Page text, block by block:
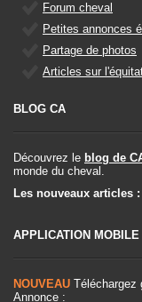
Forum cheval
Petites annonces
Partage de photos
Articles sur
BLOG CA
Découvrez le blog de
monde du cheval.
Les nouveaux articles :
APPLICATION MOBILE
NOUVEAU Téléchargez
Annonce :